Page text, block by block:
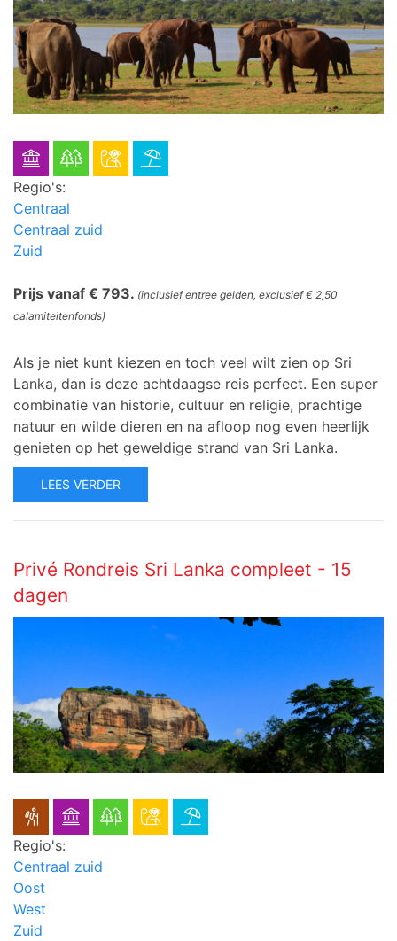
Regio's:
Centraal
Centraal zuid
Zuid
Prijs vanaf € 793. (inclusief entree gelden, exclusief € 2,50
calamiteitenfonds)
Als je niet kunt kiezen en toch veel wilt zien op Sri
Lanka, dan is deze achtdaagse reis perfect. Een super
combinatie van historie, cultuur en religie, prachtige
natuur en wilde dieren en na afloop nog even heerlijk
genieten op het geweldige strand van Sri Lanka.
LEES VERDER
Privé Rondreis Sri Lanka compleet - 15
dagen
Regio's:
Centraal zuid
Oost
West
Zuid